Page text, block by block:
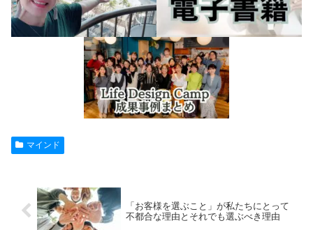
マインド
「お客様を選ぶこと」が私たちにとって
不都合な理由とそれでも選ぶべき理由